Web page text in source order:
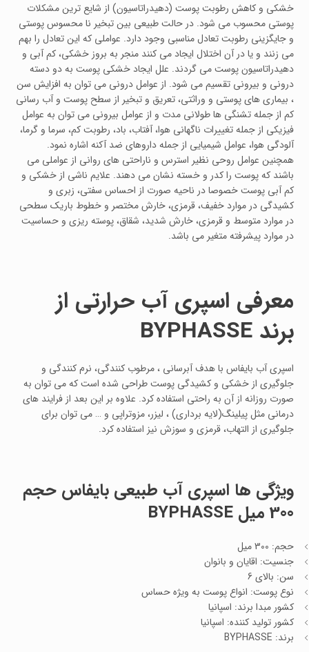
خشکی و کاهش رطوبت پوست (دهیدراتاسیون) از شایع ترین مشکلات
پوستی محسوب می شود. در حالت طبیعی بین تبخیر نا محسوس پوستی
و جایگزینی رطوبت تعادل مناسبی وجود دارد. عواملی که این تعادل را بهم
می زنند و یا در آن اختلال ایجاد می کنند منجر به بروز خشکی، کم آبی و
دهیدراتاسیون پوست می گردند. علل ایجاد خشکی پوست به دو دسته
درونی و بیرونی تقسیم می شود. از عوامل درونی می توان به افزایش سن
، بیماری های پوستی و وراثتی، تعریق و تبخیر از سطح پوست و آب رسانی
کم از جمله تشنگی ها طولانی مدت و از عوامل بیرونی می توان به عوامل
فیزیکی از جمله تغییرات ناگهانی هوا، آفتاب، باد، رطوبت کم، سرما و گرما،
آلودگی هوا، عوامل شیمیایی از جمله داروهای ضد آکنه اشاره نمود.
همچنین عوامل روحی نظیر استرس و ناراحتی های روانی از عواملی می
باشند که پوست را کدر و خسته نشان می دهند. علایم ناشی از خشکی و
کم آبی پوست خصوصا در ناحیه صورت از احساس سفتی، زبری و
کشیدگی در موارد خفیف، قرمزی، خارش مختصر و خطوط باریک سطحی
در موارد متوسط و قرمزی، خارش شدید، شقاق، پوسته ریزی و حساسیت
در موارد پیشرفته متغیر می باشد.
معرفی اسپری آب حرارتی از
برند BYPHASSE
اسپری آب بایفاس با هدف آبرسانی ، مرطوب کنندگی، نرم کنندگی و
جلوگیری از خشکی و کشیدگی پوست طراحی شده است که می توان به
صورت روزانه از آن به راحتی استفاده کرد. علاوه بر این بعد از فرایند های
درمانی مثل پیلینگ(لایه برداری) ، لیزر، مزوتراپی و … می توان برای
جلوگیری از التهاب، قرمزی و سوزش نیز استفاده کرد.
ویژگی ها اسپری آب طبیعی بایفاس حجم
300 میل BYPHASSE
حجم: 300 میل
جنسیت: اقایان و بانوان
سن: بالای 6
نوع پوست: انواع پوست به ویژه حساس
کشور مبدا برند: اسپانیا
کشور تولید کننده: اسپانیا
برند: BYPHASSE